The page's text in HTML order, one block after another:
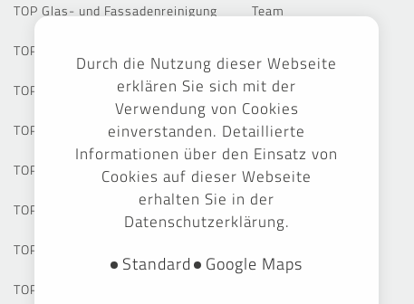
TOP Glas- und Fassadenreinigung
TOP Baureinigung
TOP Grund- und Sonderreinigung
TOP Bodenbeschichtung
TOP Grünanlagenpflege
TOP Winterdienst
TOP Gebäudemanagement
TOP Hilfe im Alltag
Team
Referenzen
Durch die Nutzung dieser Webseite
erklären Sie sich mit der
Verwendung von Cookies
einverstanden. Detaillierte
Informationen über den Einsatz von
Cookies auf dieser Webseite
erhalten Sie in der
Datenschutzerklärung.
Standard Google Maps